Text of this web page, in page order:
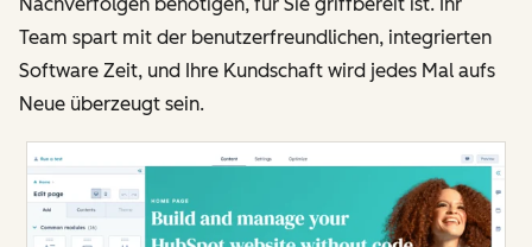
Nachverfolgen benötigen, für Sie griffbereit ist. Ihr
Team spart mit der benutzerfreundlichen, integrierten
Software Zeit, und Ihre Kundschaft wird jedes Mal aufs
Neue überzeugt sein.